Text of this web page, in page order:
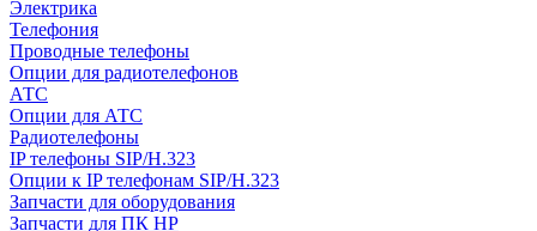
Электрика
Телефония
Проводные телефоны
Опции для радиотелефонов
АТС
Опции для АТС
Радиотелефоны
IP телефоны SIP/H.323
Опции к IP телефонам SIP/H.323
Запчасти для оборудования
Запчасти для ПК HP